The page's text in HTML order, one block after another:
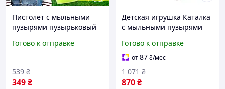
Пистолет с мыльными
пузырями пузырьковый
Лягушка детская игрушка
Готово к отправке
349₴
539 ₴
Детская игрушка Каталка
с мыльными пузырями
красным
Готово к отправке
от87₴/мес
870₴
1 071 ₴